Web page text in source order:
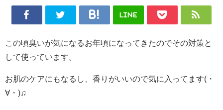
LINE
この頃臭いが気になるお年頃になってきたのでその対策と
して使っています。
お肌のケアにもなるし、香りがいいので気に入ってます(・
∀・)♫